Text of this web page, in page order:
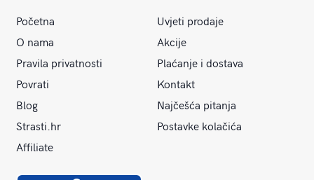
Početna
Uvjeti prodaje
O nama
Akcije
Pravila privatnosti
Plaćanje i dostava
Povrati
Kontakt
Blog
Najčešća pitanja
Strasti.hr
Postavke kolačića
Affiliate